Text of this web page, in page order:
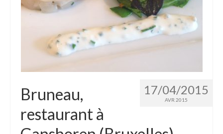
17/04/2015
AVR 2015
Bruneau,
restaurant à